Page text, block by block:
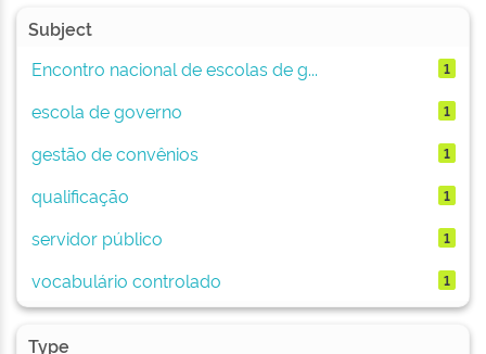
Subject
Encontro nacional de escolas de g...
1
escola de governo 1
gestão de convênios 1
qualificação 1
servidor público 1
vocabulário controlado 1
Type